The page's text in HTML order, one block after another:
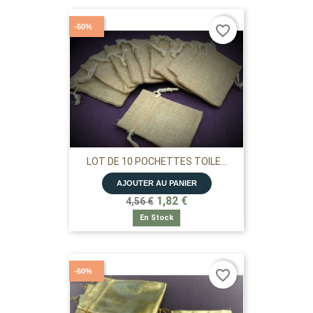
LOT DE 10 POCHETTES TOILE...
AJOUTER AU PANIER
4,56 € 1,82 €
En Stock
-60% favorite_border
-60% favorite_border